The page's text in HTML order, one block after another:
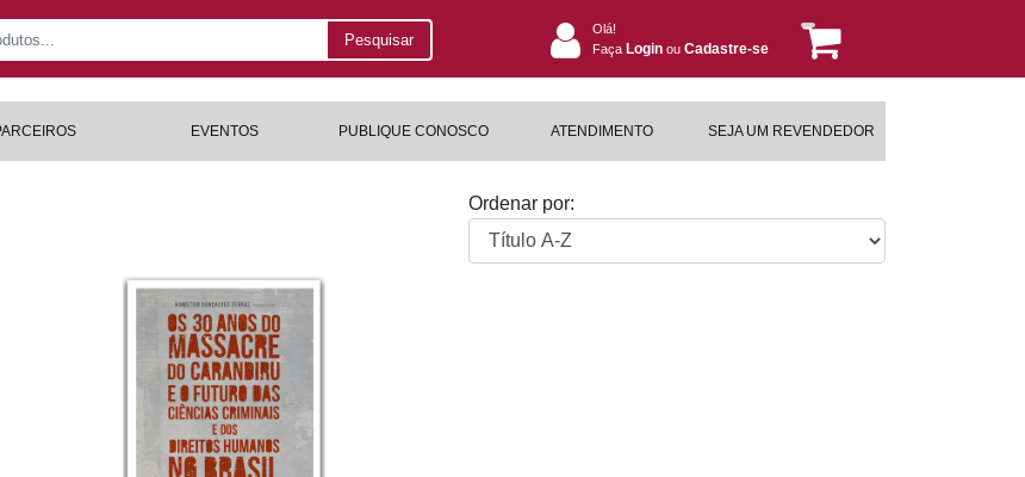
Pesquisar
Olá!
Faça Login ou Cadastre-se
EVENTOS PUBLIQUE CONOSCO ATENDIMENTO SEJA UM REVENDEDOR
Ordenar por: